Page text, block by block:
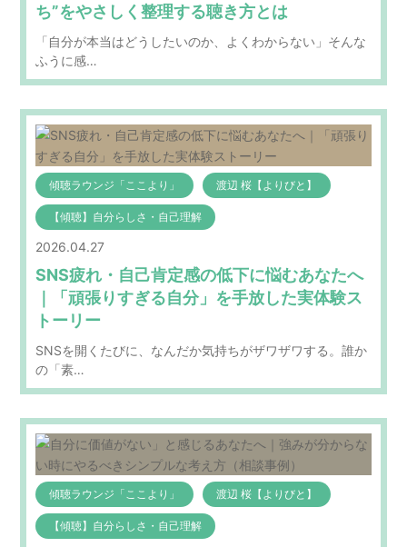
ち”をやさしく整理する聴き方とは
「自分が本当はどうしたいのか、よくわからない」そんな
ふうに感…
傾聴ラウンジ「ここより」 渡辺 桜【よりびと】
【傾聴】自分らしさ・自己理解
2026.04.27
SNS疲れ・自己肯定感の低下に悩むあなたへ
｜「頑張りすぎる自分」を手放した実体験ス
トーリー
SNSを開くたびに、なんだか気持ちがザワザワする。誰か
の「素…
傾聴ラウンジ「ここより」 渡辺 桜【よりびと】
【傾聴】自分らしさ・自己理解